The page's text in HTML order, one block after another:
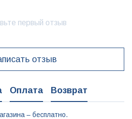
первый отзыв
отзыв
Оплата Возврат
– бесплатно.